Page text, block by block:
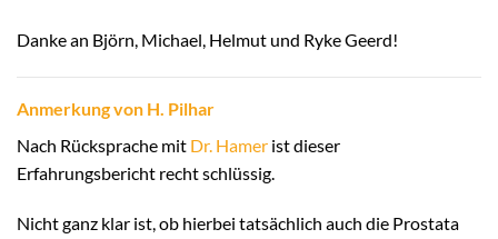
Danke an Björn, Michael, Helmut und Ryke Geerd!
Anmerkung von H. Pilhar
Nach Rücksprache mit Dr. Hamer ist dieser
Erfahrungsbericht recht schlüssig.
Nicht ganz klar ist, ob hierbei tatsächlich auch die Prostata